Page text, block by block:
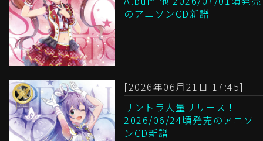
のアニソンCD新譜
[2026年06月21日 17:45]
サントラ大量リリース！
2026/06/24頃発売のアニソ
ンCD新譜